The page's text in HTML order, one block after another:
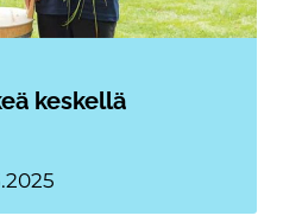
keskellä